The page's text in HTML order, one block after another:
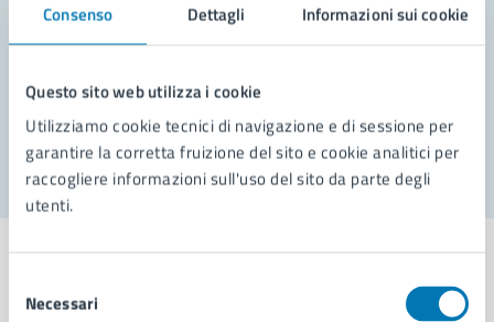
Consenso Dettagli Informazioni sui cookie
Questo sito web utilizza i cookie
Utilizziamo cookie tecnici di navigazione e di sessione per
garantire la corretta fruizione del sito e cookie analitici per
raccogliere informazioni sull'uso del sito da parte degli
utenti.
delNecessari
Prenota appuntamento
Problemi in città
Segnala disservizio